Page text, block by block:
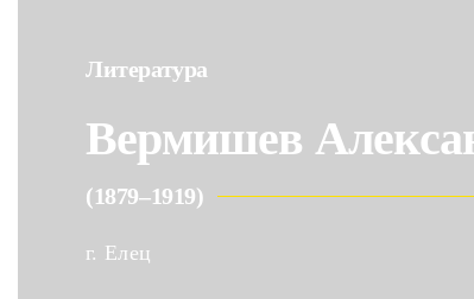
Литература
Вермишев
(1879–1919)
г. Елец